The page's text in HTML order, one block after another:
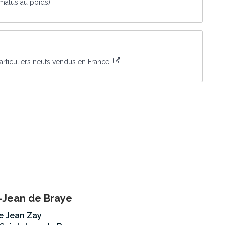
au poids)
neufs vendus en France
de Braye
Jean Zay